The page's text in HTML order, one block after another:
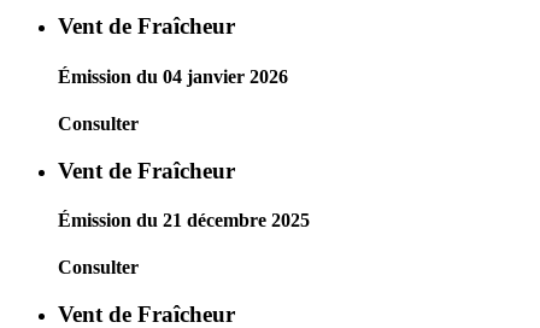
Vent de Fraîcheur
Émission du 04 janvier 2026
Consulter
Vent de Fraîcheur
Émission du 21 décembre 2025
Consulter
Vent de Fraîcheur